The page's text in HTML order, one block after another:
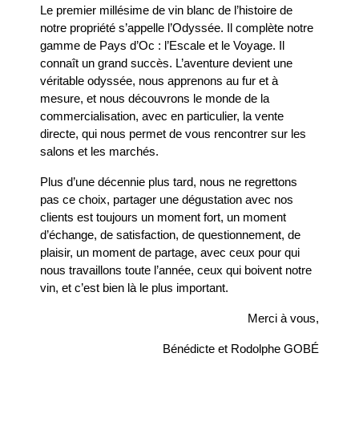
Le premier millésime de vin blanc de l’histoire de
notre propriété s’appelle l’Odyssée. Il complète notre
gamme de Pays d’Oc : l’Escale et le Voyage. Il
connaît un grand succès. L’aventure devient une
véritable odyssée, nous apprenons au fur et à
mesure, et nous découvrons le monde de la
commercialisation, avec en particulier, la vente
directe, qui nous permet de vous rencontrer sur les
salons et les marchés.
Plus d’une décennie plus tard, nous ne regrettons
pas ce choix, partager une dégustation avec nos
clients est toujours un moment fort, un moment
d’échange, de satisfaction, de questionnement, de
plaisir, un moment de partage, avec ceux pour qui
nous travaillons toute l’année, ceux qui boivent notre
vin, et c’est bien là le plus important.
Merci à vous,
Bénédicte et Rodolphe GOBÉ